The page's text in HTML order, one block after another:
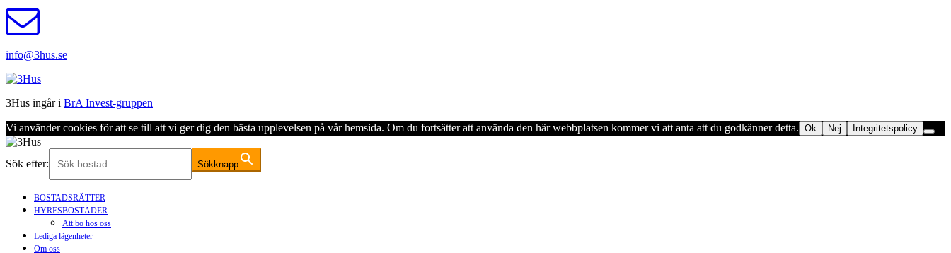
info@3hus.se
3Hus ingår i BrA Invest-gruppen
Vi använder cookies för att se till att vi ger dig den bästa upplevelsen på vår hemsida. Om du fortsätter att använda den här webbplatsen kommer vi att anta att du godkänner detta. Ok Nej Integritetspolicy
Sök efter: Sökknapp
BOSTADSRÄTTER
HYRESBOSTÄDER
Att bo hos oss
Lediga lägenheter
Om oss